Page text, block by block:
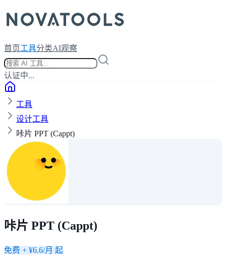
首页工具分类AI观察
认证中...
工具
设计工具
咔片 PPT (Cappt)
咔片 PPT (Cappt)
免费 + ¥6.6/月 起